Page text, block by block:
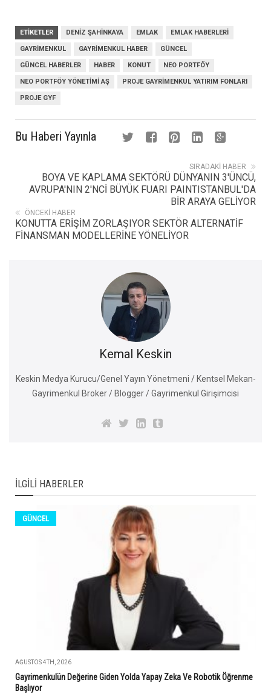
ETIKETLER DENIZ ŞAHINKAYA EMLAK EMLAK HABERLERI
GAYRIMENKUL GAYRIMENKUL HABER GÜNCEL
GÜNCEL HABERLER HABER KONUT NEO PORTFÖY
NEO PORTFÖY YÖNETIMI AŞ PROJE GAYRIMENKUL YATIRIM FONLARI
PROJE GYF
Bu Haberi Yayınla
SIRADAKI HABER
BOYA VE KAPLAMA SEKTÖRÜ DÜNYANIN 3'ÜNCÜ,
AVRUPA'NIN 2'NCİ BÜYÜK FUARI PAINTISTANBUL'DA
BİR ARAYA GELİYOR
ÖNCEKI HABER
KONUTTA ERİŞİM ZORLAŞIYOR SEKTÖR ALTERNATİF
FİNANSMAN MODELLERİNE YÖNELİYOR
Kemal Keskin
Keskin Medya Kurucu/Genel Yayın Yönetmeni / Kentsel Mekan-
Gayrimenkul Broker / Blogger / Gayrimenkul Girişimcisi
İLGILI HABERLER
GÜNCEL
AĞUSTOS 4TH, 2026
Gayrimenkulün Değerine Giden Yolda Yapay Zeka Ve Robotik Öğrenme
Başlıyor